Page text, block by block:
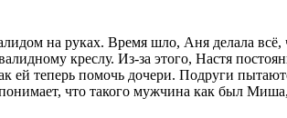
на руках. Время шло, Аня делала
креслу. Из-за этого, Настя
ей теперь помочь дочери. Подруги
что такого мужчина как был